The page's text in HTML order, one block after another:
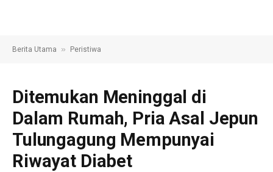
Berita Utama » Peristiwa
Ditemukan Meninggal di
Dalam Rumah, Pria Asal Jepun
Tulungagung Mempunyai
Riwayat Diabet